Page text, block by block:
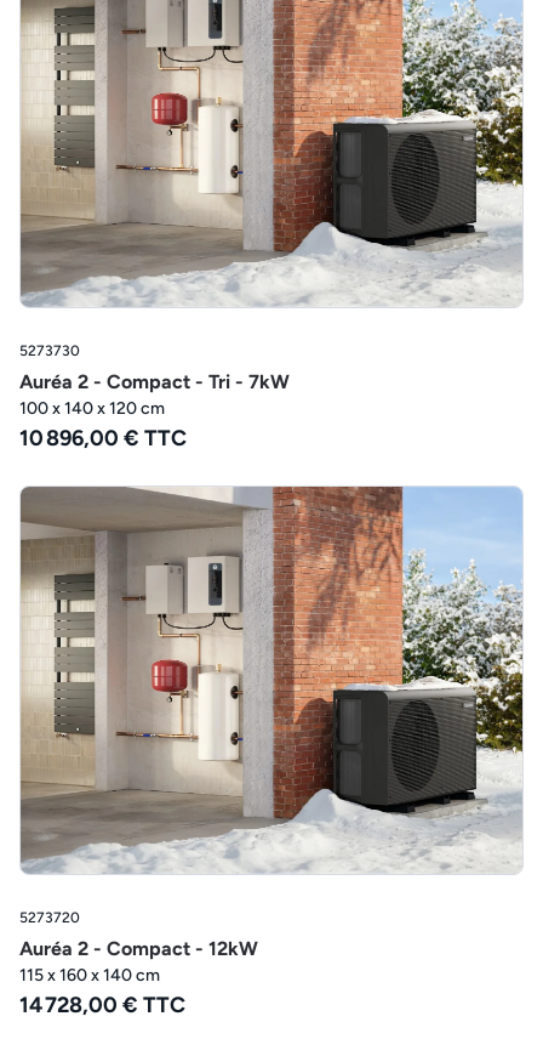
5273730
Auréa 2 - Compact - Tri - 7kW
100 x 140 x 120 cm
10 896,00 € TTC
5273720
Auréa 2 - Compact - 12kW
115 x 160 x 140 cm
14 728,00 € TTC